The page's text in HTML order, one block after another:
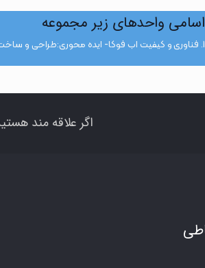
اسامی واحدهای زیر مجموعه
1. فناوری و کیفیت اب فوکا- ایده محوری:طراحی و ساخت سامانه پایش و دیتالاگرهای منابع آب زیرزمینی
اگر علاقه مند